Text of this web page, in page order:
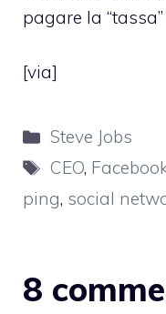
pagare la
[via]
Categorie
Steve Jobs
Tag
CEO,
ping, social
8